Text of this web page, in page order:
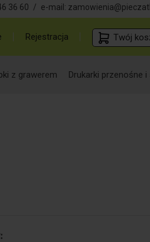
36 60 / e-mail:
Rejestracja Twój
z grawerem Drukarki przenośne i